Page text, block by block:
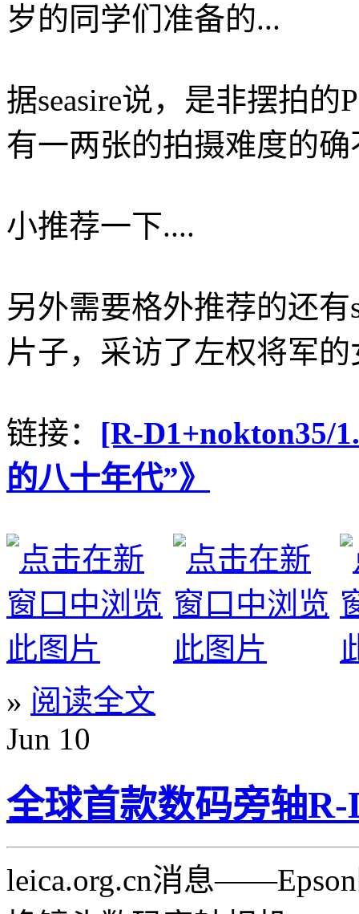
岁的同学们准备的...
据seasire说，是非摆拍
有一两张的拍摄难度的
小推荐一下....
另外需要格外推荐的还有
片子，采访了左权将军
链接： [R-D1+nokton35/
的八十年代”》
» 阅读全文
Jun 10
全球首款数码旁轴
leica.org.cn消息